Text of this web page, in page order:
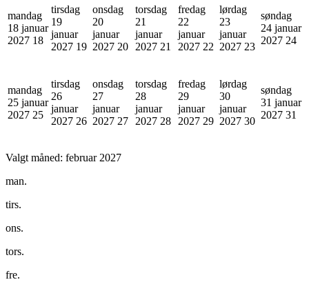
mandag
18 januar
2027 18
tirsdag
19
januar
2027 19
onsdag
20
januar
2027 20
torsdag
21
januar
2027 21
fredag
22
januar
2027 22
lørdag
23
januar
2027 23
søndag
24 januar
2027 24
mandag
25 januar
2027 25
tirsdag
26
januar
2027 26
onsdag
27
januar
2027 27
torsdag
28
januar
2027 28
fredag
29
januar
2027 29
lørdag
30
januar
2027 30
søndag
31 januar
2027 31
Valgt måned: februar 2027
man.
tirs.
ons.
tors.
fre.